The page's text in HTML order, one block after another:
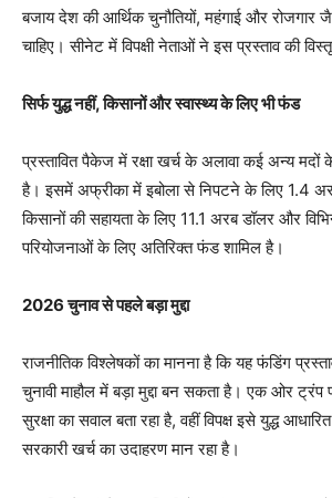
बजाय देश की आर्थिक चुनौतियों, महंगाई और रोजगार
चाहिए। सीनेट में विपक्षी नेताओं ने इस प्रस्ताव की
सिर्फ युद्ध नहीं, किसानों और स्वास्थ्य के लिए भी फंड
प्रस्तावित पैकेज में रक्षा खर्च के अलावा कई अन्य मदों
है। इसमें अफ्रीका में इबोला से निपटने के लिए 1.4
किसानों की सहायता के लिए 11.1 अरब डॉलर और
परियोजनाओं के लिए अतिरिक्त फंड शामिल है।
2026 चुनाव से पहले बड़ा मुद्दा
राजनीतिक विश्लेषकों का मानना है कि यह फंडिंग
चुनावी माहौल में बड़ा मुद्दा बन सकता है। एक ओर ट्रंप
सुरक्षा का सवाल बता रहा है, वहीं विपक्ष इसे युद्ध
सरकारी खर्च का उदाहरण मान रहा है।